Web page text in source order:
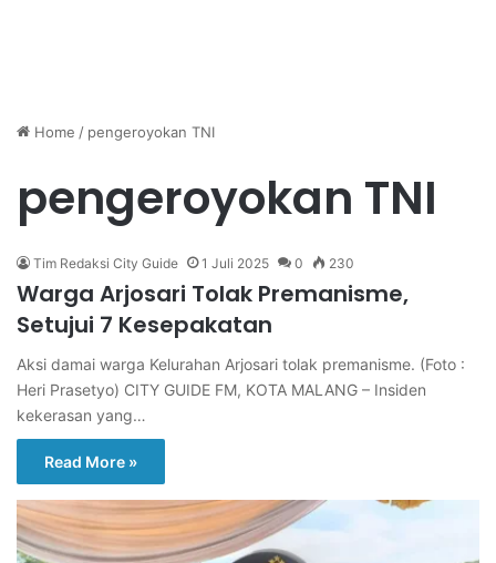
Home / pengeroyokan TNI
pengeroyokan TNI
Tim Redaksi City Guide 1 Juli 2025 0 230
Warga Arjosari Tolak Premanisme,
Setujui 7 Kesepakatan
Aksi damai warga Kelurahan Arjosari tolak premanisme. (Foto :
Heri Prasetyo) CITY GUIDE FM, KOTA MALANG – Insiden
kekerasan yang…
Read More »